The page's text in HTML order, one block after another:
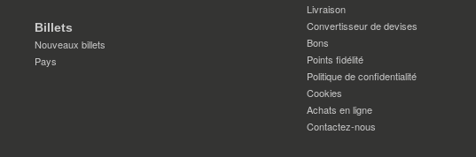
Billets
Nouveaux billets
Pays
Livraison
Convertisseur de devises
Bons
Points fidélité
Politique de confidentialité
Cookies
Achats en ligne
Contactez-nous